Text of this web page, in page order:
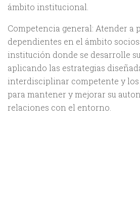
ámbito institucional.
Competencia general: Atender a
dependientes en el ámbito
institución donde se desarrolle
aplicando las estrategias
interdisciplinar competente y
para mantener y mejorar su
relaciones con el entorno.